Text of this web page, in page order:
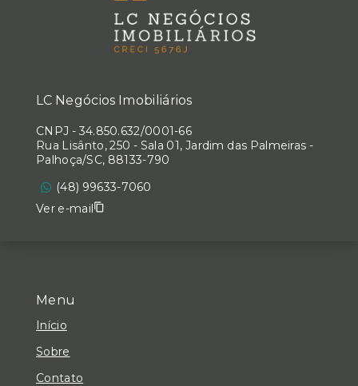
Menu
Início
Sobre
Contato
LC Negócios Imobiliários
CNPJ - 34.850.632/0001-66
Rua Lisânto, 250 - Sala 01, Jardim das Palmeiras -
Palhoça/SC, 88133-790
(48) 99633-7060
Ver e-mail